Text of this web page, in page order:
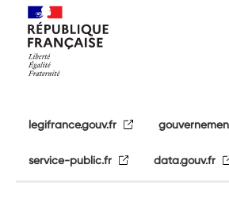
legifrance.gouv.fr
service-public.fr data.gouv.fr